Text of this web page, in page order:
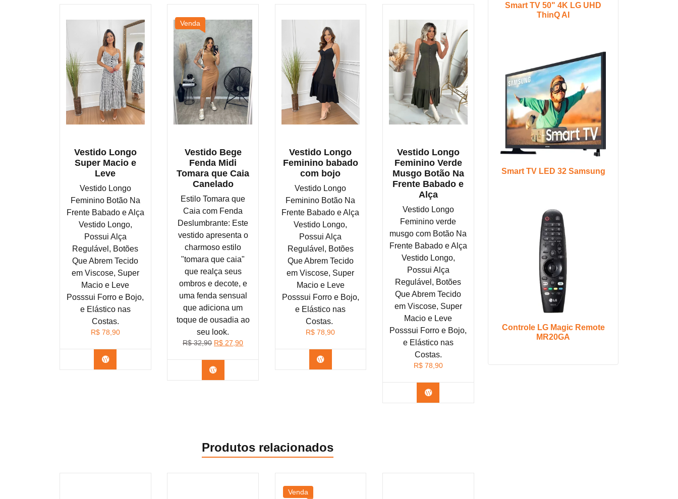
Vestido Longo
Super Macio e
Leve
Vestido Longo
Feminino Botão Na
Frente Babado e Alça
Vestido Longo,
Possui Alça
Regulável, Botões
Que Abrem Tecido
em Viscose, Super
Macio e Leve
Posssui Forro e Bojo,
e Elástico nas
Costas.
R$78,90
Confira na Shopee
Venda
Vestido Bege
Fenda Midi
Tomara que Caia
Canelado
Estilo Tomara que
Caia com Fenda
Deslumbrante: Este
vestido apresenta o
charmoso estilo
"tomara que caia"
que realça seus
ombros e decote, e
uma fenda sensual
que adiciona um
toque de ousadia ao
seu look.
R$32,90 O
original
era:
R$ 32,90.
R$ 27,90O
Confira na Shopee
Vestido Longo
Feminino babado
com bojo
Vestido Longo
Feminino Botão Na
Frente Babado e Alça
Vestido Longo,
Possui Alça
Regulável, Botões
Que Abrem Tecido
em Viscose, Super
Macio e Leve
Posssui Forro e Bojo,
e Elástico nas
Costas.
R$ 78,90
Confira na Shopee
Vestido Longo
Feminino Verde
Musgo Botão Na
Frente Babado e
Alça
Vestido Longo
Feminino verde
musgo com Botão Na
Frente Babado e Alça
Vestido Longo,
Possui Alça
Regulável, Botões
Que Abrem Tecido
em Viscose, Super
Macio e Leve
Posssui Forro e Bojo,
e Elástico nas
Costas.
R$78,90
Confira na Shopee
Produtos relacionados
Venda
Smart TV 50" 4K LG UHD
ThinQ AI
Smart TV LED 32 Samsung
Controle LG Magic Remote
MR20GA